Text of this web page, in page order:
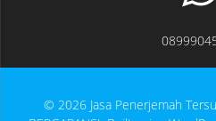
© 2026 Jasa Penerjemah